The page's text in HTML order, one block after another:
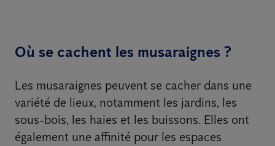
Où se cachent les musaraignes ?
Les musaraignes peuvent se cacher dans une
variété de lieux, notamment les jardins, les
sous-bois, les haies et les buissons. Elles ont
également une affinité pour les espaces